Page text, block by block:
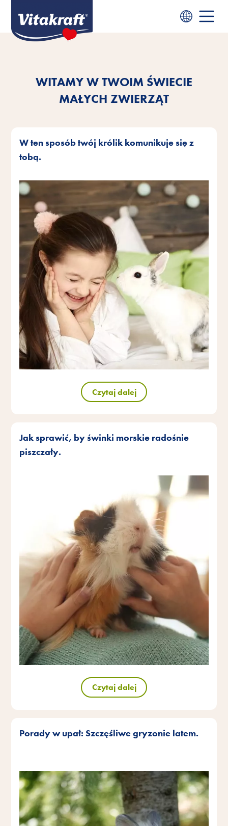
WITAMY W TWOIM ŚWIECIE
MAŁYCH ZWIERZĄT
W ten sposób twój królik komunikuje się z
tobą.
Czytaj dalej
Jak sprawić, by świnki morskie radośnie
piszczały.
Czytaj dalej
Porady w upał: Szczęśliwe gryzonie latem.